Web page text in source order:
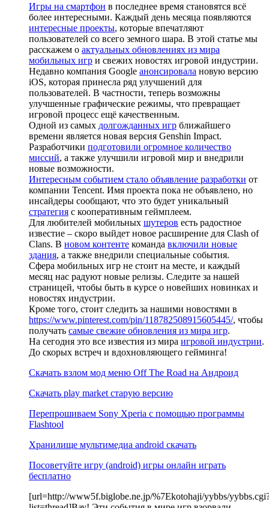
Игры на смартфон в последнее время становятся всё
более интересными. Каждый день месяца появляются
интересные проекты, которые впечатляют
пользователей со всего земного шара. В этой статье мы
расскажем о актуальных обновлениях из мира
мобильных игр и свежих новостях игровой индустрии.
Недавно компания Google анонсировала новую версию
iOS, которая принесла ряд улучшений для
пользователей. В частности, теперь возможны
улучшенные графические режимы, что превращает
игровой процесс ещё качественным.
Одной из самых долгожданных игр ближайшего
времени является новая версия Genshin Impact.
Разработчики подготовили огромное количество
миссий, а также улучшили игровой мир и внедрили
новые возможности.
Интересным событием стало объявление разработки от
компании Tencent. Имя проекта пока не объявлено, но
инсайдеры сообщают, что это будет уникальный
стратегия с кооперативным геймплеем.
Для любителей мобильных шутеров есть радостное
известие – скоро выйдет новое расширение для Clash of
Clans. В новом контенте команда включили новые
здания, а также внедрили специальные события.
Сфера мобильных игр не стоит на месте, и каждый
месяц нас радуют новые релизы. Следите за нашей
страницей, чтобы быть в курсе о новейших новинках и
новостях индустрии.
Кроме того, стоит следить за нашими новостями в
https://www.pinterest.com/pin/118782508915605445/, чтобы
получать самые свежие обновления из мира игр.
На сегодня это все известия из мира игровой индустрии.
До скорых встреч и вдохновляющего гейминга!
Скачать взлом мод меню Off The Road на Андроид
Скачать play market старую версию
Перепрошиваем Sony Xperia с помощью программы
Flashtool
Хранилище мультимедиа android скачать
Посоветуйте игру (android) игры онлайн играть
бесплатно
[url=http://www5f.biglobe.ne.jp/%7Ekotohaji/yybbs/